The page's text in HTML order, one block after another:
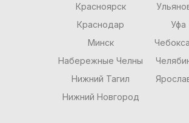
Красноярск
Краснодар
Минск
Набережные Челны
Нижний Тагил
Нижний Новгород
Уфа